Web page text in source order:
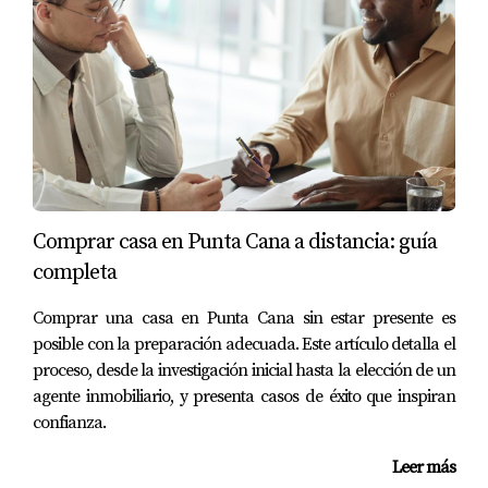
Fechas de entrega coherentes
Responsabilidades del desarrollador
Qué debe hacer un inversionista
inteligente
El boom inmobiliario no debe impulsarte a decidir con
prisa, sino con estrategia. Un inversionista inteligente
entiende que proteger su patrimonio es tan importante
como hacerlo crecer.
Esto implica:
Verificar cada proyecto antes de invertir
Analizar quién está detrás del desarrollo
Exigir documentación clara y respaldo legal
Contar con asesoría inmobiliaria especializada
Comprar casa en Punta Cana a distancia: guía
completa
Comprar una casa en Punta Cana sin estar presente es
posible con la preparación adecuada. Este artículo detalla el
proceso, desde la investigación inicial hasta la elección de un
agente inmobiliario, y presenta casos de éxito que inspiran
confianza.
Leer más